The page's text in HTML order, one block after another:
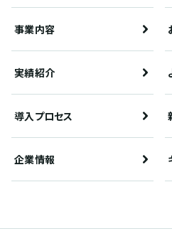
事業内容
実績紹介
導入プロセス
企業情報